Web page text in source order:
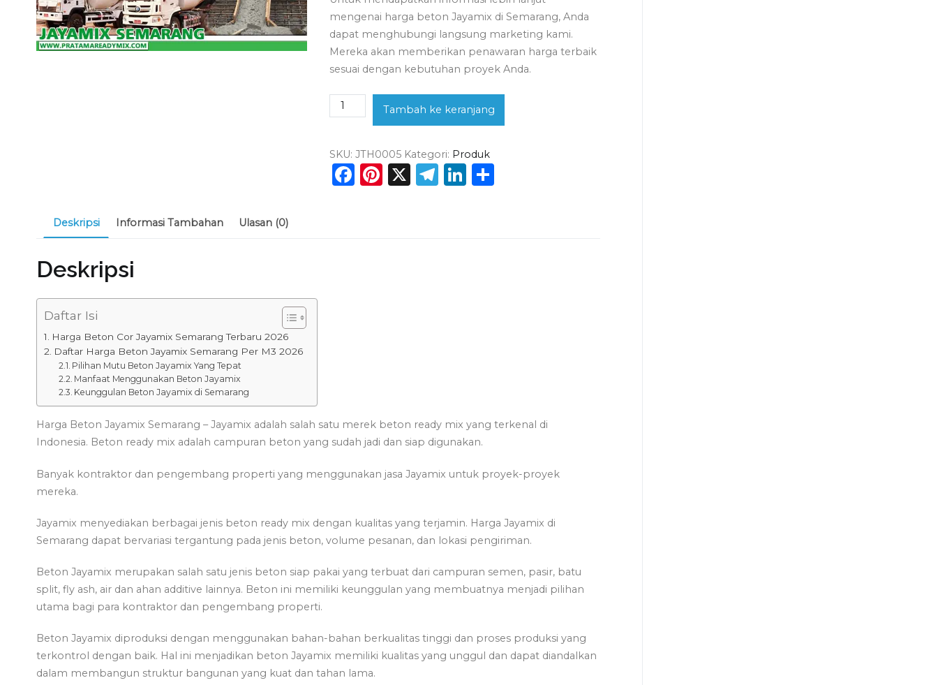
mengenai harga beton Jayamix di Semarang, Anda
dapat menghubungi langsung marketing kami.
Mereka akan memberikan penawaran harga terbaik
sesuai dengan kebutuhan proyek Anda.
Kuantitas
Harga
Jayamix
Semarang
Per
Tambah ke keranjang
SKU:JTH0005 Kategori: Produk
Facebook
Pinterest
X Telegram
LinkedIn
Deskripsi Informasi Tambahan Ulasan (0)
Deskripsi
Daftar Isi
Harga Beton Cor Jayamix Semarang Terbaru 2026
Daftar Harga Beton Jayamix Semarang Per M3 2026
Pilihan Mutu Beton Jayamix Yang Tepat
Manfaat Menggunakan Beton Jayamix
Keunggulan Beton Jayamix di Semarang
Harga Beton Jayamix Semarang – Jayamix adalah salah satu merek beton ready mix yang terkenal di
Indonesia. Beton ready mix adalah campuran beton yang sudah jadi dan siap digunakan.
Banyak kontraktor dan pengembang properti yang menggunakan jasa Jayamix untuk proyek-proyek
mereka.
Jayamix menyediakan berbagai jenis beton ready mix dengan kualitas yang terjamin. Harga Jayamix di
Semarang dapat bervariasi tergantung pada jenis beton, volume pesanan, dan lokasi pengiriman.
Beton Jayamix merupakan salah satu jenis beton siap pakai yang terbuat dari campuran semen, pasir, batu
split, fly ash, air dan ahan additive lainnya. Beton ini memiliki keunggulan yang membuatnya menjadi pilihan
utama bagi para kontraktor dan pengembang properti.
Beton Jayamix diproduksi dengan menggunakan bahan-bahan berkualitas tinggi dan proses produksi yang
terkontrol dengan baik. Hal ini menjadikan beton Jayamix memiliki kualitas yang unggul dan dapat diandalkan
dalam membangun struktur bangunan yang kuat dan tahan lama.